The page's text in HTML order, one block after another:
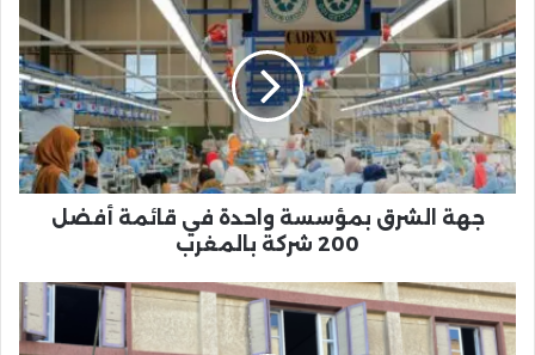
الشرق
بمؤسسة
واحدة
في
قائمة
أفضل
200
شركة
بالمغربجهة الشرق بمؤسسة واحدة في قائمة أفضل
200 شركة بالمغرب
معهد
IMI
للتمريض